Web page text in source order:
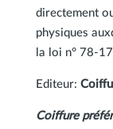
directement
physiques
la loi n° 78-
Editeur:
Coiffure